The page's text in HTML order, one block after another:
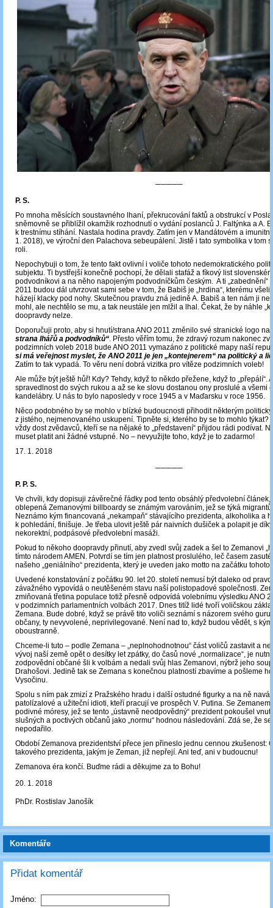
─────
P. S.
Po mnoha měsících soustavného lhaní, překrucování faktů a obstrukcí v
sněmovně se přiblížil okamžik rozhodnutí o vydání poslanců J. Faltýnka a A.
k trestnímu stíhání. Nastala hodina pravdy. Zatím jen v Mandátovém a
1. 2018), ve výroční den Palachova sebeupálení. Jistě i tato symbolika v tom
roli.
Nepochybuji o tom, že tento fakt ovlivní i voliče tohoto nedemokratického
subjektu. Ti bystřejší konečně pochopí, že dělali stafáž a fíkový list
podvodníkovi a na něho napojeným podvodníčkům českým. A ti „zabednění“
2011 budou dál utvrzovat sami sebe v tom, že Babiš je „hrdina“, kterému
házejí klacky pod nohy. Skutečnou pravdu zná jedině A. Babiš a ten nám ji
mohl, ale nechtělo se mu, a tak neustále jen mlžil a lhal. Čekat, že by náhle
doopravdy nelze.
Doporučuji proto, aby si hnutí/strana ANO 2011 změnilo své stranické logo na:
strana lhářů a podvodníků“. Přesto věřím tomu, že zdravý rozum nakonec
podzimních voleb 2018 bude ANO 2011 vymazáno z politické mapy naší
si má veřejnost myslet, že ANO 2011 je jen „kontejnerem“ na politický a
Zatím to tak vypadá. To věru není dobrá vizitka pro vítěze podzimních voleb!
Ale může být ještě hůř! Kdy? Tehdy, když to někdo přežene, když to „přepálí“.
spravedlnost do svých rukou a až se ke slovu dostanou ony proslulé a všemi
kandelábry. U nás to bylo naposledy v roce 1945 a v Maďarsku v roce 1956.
Něco podobného by se mohlo v blízké budoucnosti přihodit některým
z jistého, nejmenovaného uskupení. Tipněte si, kterého by se to mohlo týkat?
vždy dost zvědavců, kteří se na nějaké to „představení“ přijdou rádi podívat.
muset platit ani žádné vstupné. No – nevyužijte toho, když je to zadarmo!
17. 1. 2018
─────
P. P. S.
Ve chvíli, kdy dopisuji závěrečné řádky pod tento obsáhlý předvolební článek,
oblepená Zemanovými billboardy se známým varováním, jež se týká
Neznámo kým financovaná „nekampaň“ stávajícího prezidenta, alkoholika a
k pohledání, finišuje. Je třeba ulovit ještě pár naivních dušiček a polapit je
nekorektní, podpásové předvolební masáži.
Pokud to někoho doopravdy přinutí, aby zvedl svůj zadek a šel to Zemanovi
tímto národem AMEN. Potvrdí se tím jen platnost proslulého, leč časem
našeho „geniálního“ prezidenta, který je uveden jako motto na začátku tohoto
Uvedené konstatování z počátku 90. let 20. století nemusí být daleko od
závažného vypovídá o neutěšeném stavu naší polistopadové společnosti.
zmiňovaná třetina populace totiž přesně odpovídá volebnímu výsledku ANO
v podzimních parlamentních volbách 2017. Dnes titíž lidé tvoří voličskou
Zemana. Bude dobré, když se právě tito voliči seznámí s názorem svého
občany, ty nevyvolené, neprivilegované. Není nad to, když budou vědět, s
oboustranně.
Chceme-li tuto – podle Zemana – „neplnohodnotnou“ část voličů zastavit a
vývoj naší země opět o desítky let zpátky, do časů nové „normalizace“, je
zodpovědní občané šli k volbám a nedali svůj hlas Zemanovi, nýbrž jeho
Drahošovi. Jedině tak se Zemana s konečnou platností zbavíme a pošleme
Vysočinu.
Spolu s ním pak zmizí z Pražského hradu i další ostudné figurky a na ně
patolízalové a užiteční idioti, kteří pracují ve prospěch V. Putina. Se Zemanem
podivné móresy, jež se tento „ústavně neodpovědný“ prezident pokoušel
slušných a poctivých občanů jako „normu“ hodnou následování. Zdá se, že
nepodařilo.
Období Zemanova prezidentství přece jen přineslo jednu cennou zkušenost:
takového prezidenta, jakým je Zeman, již nepřejí. Ani teď, ani v budoucnu!
Zemanova éra končí. Buďme rádi a děkujme za to Bohu!
20. 1. 2018
PhDr. Rostislav Janošík
Komentáře
Přidat komentář
Jméno: